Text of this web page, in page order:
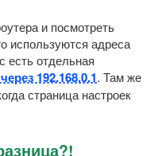
и посмотреть
используются адреса
есть отдельная
192.168.0.1. Там же
страница настроек